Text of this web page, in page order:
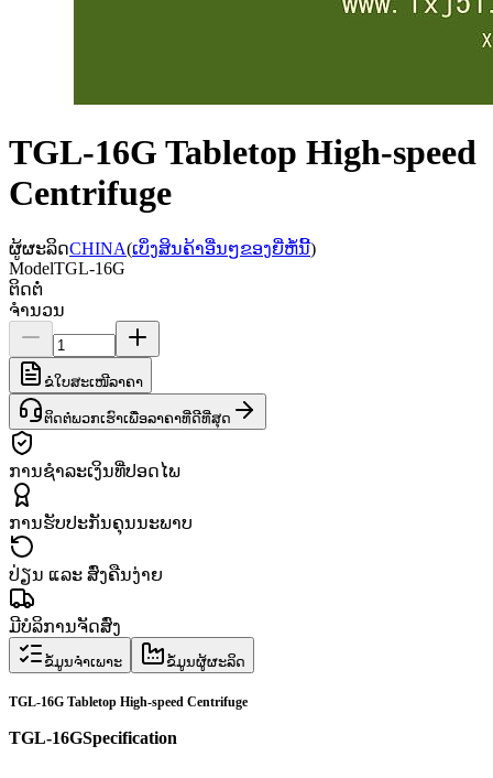
TGL-16G Tabletop High-speed
Centrifuge
ຜູ້ຜະລິດCHINA(ເບິ່ງສິນຄ້າອື່ນໆຂອງຍີ່ຫໍ້ນີ້)
ModelTGL-16G
ຕິດຕໍ່
ຈຳນວນ
ຂໍໃບສະເໜີລາຄາ
ຕິດຕໍ່ພວກເຮົາເພື່ອລາຄາທີ່ດີທີ່ສຸດ
ການຊຳລະເງິນທີ່ປອດໄພ
ການຮັບປະກັນຄຸນນະພາບ
ປ່ຽນ ແລະ ສົ່ງຄືນງ່າຍ
ມີບໍລິການຈັດສົ່ງ
ຂໍ້ມູນຈຳເພາະ ຂໍ້ມູນຜູ້ຜະລິດ
TGL-16G Tabletop High-speed Centrifuge
TGL-16GSpecification